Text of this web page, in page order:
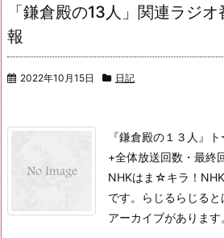
「鎌倉殿の13人」関連ラジ
報
2022年10月15日 日記
『鎌倉殿の１３人』
+全体放送回数・最終
NHKはま☆キラ！
です。らじるらじる
アーカイブがあります